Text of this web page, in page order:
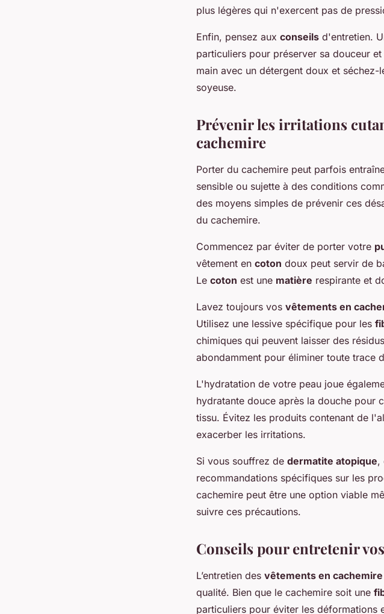
plus légères qui n'exercent pas de
Enfin, pensez aux conseils d'entretien.
particuliers pour préserver sa douceur
main avec un détergent doux et
soyeuse.
Prévenir les irritations
cachemire
Porter du cachemire peut parfois
sensible ou sujette à des conditions
des moyens simples de prévenir ces
du cachemire.
Commencez par éviter de porter votre
vêtement en coton doux peut servir de
Le coton est une matière respirante et
Lavez toujours vos vêtements en
Utilisez une lessive spécifique pour les
chimiques qui peuvent laisser des
abondamment pour éliminer toute trace
L'hydratation de votre peau joue
hydratante douce après la douche pour
tissu. Évitez les produits contenant de
exacerber les irritations.
Si vous souffrez de dermatite atopique,
recommandations spécifiques sur les
cachemire peut être une option viable
suivre ces précautions.
Conseils pour entretenir
L’entretien des vêtements en cachemire
qualité. Bien que le cachemire soit une
particuliers pour éviter les déformations